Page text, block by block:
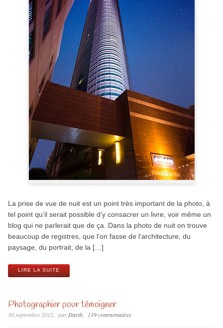
La prise de vue de nuit est un point très important de la photo, à
tel point qu’il serait possible d’y consacrer un livre, voir même un
blog qui ne parlerait que de ça. Dans la photo de nuit on trouve
beaucoup de registres, que l’on fasse de l’architecture, du
paysage, du portrait, de la […]
LIRE LA SUITE
Photographier pour témoigner
30 septembre 2012 parDarth 119 commentaires